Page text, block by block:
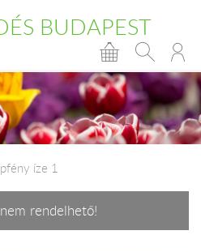
BUDAPEST
íze 1
rendelhető!